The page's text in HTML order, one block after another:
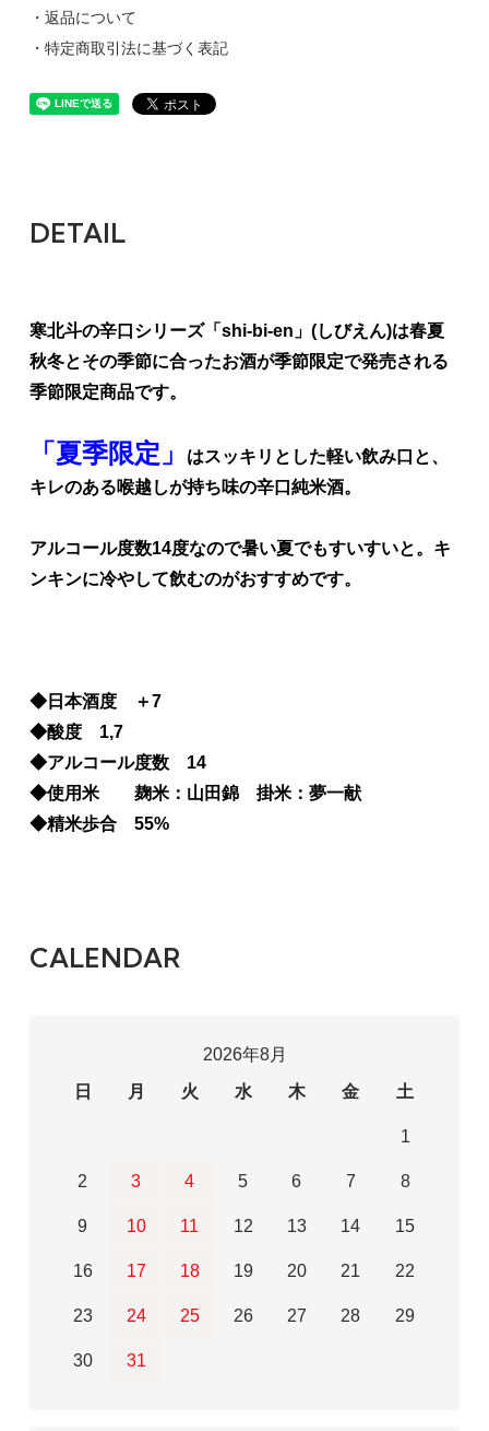
・返品について
・特定商取引法に基づく表記
DETAIL
寒北斗の辛口シリーズ「shi-bi-en」(しびえん)は春夏
秋冬とその季節に合ったお酒が季節限定で発売される
季節限定商品です。
「夏季限定」
はスッキリとした軽い飲み口と、
キレのある喉越しが持ち味の辛口純米酒。
アルコール度数14度なので暑い夏でもすいすいと。キ
ンキンに冷やして飲むのがおすすめです。
◆日本酒度 ＋7
◆酸度 1,7
◆アルコール度数 14
◆使用米 麹米：山田錦 掛米：夢一献
◆精米歩合 55%
CALENDAR
2026年8月
日
月 火 水 木 金 土
1
2 3 4 5 6 7 8
9 10 11 12 13 14 15
16 17 18 19 20 21 22
23 24 25 26 27 28 29
30 31